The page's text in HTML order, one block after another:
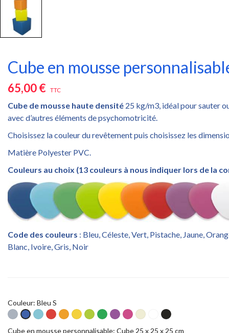
Cube en mousse
65,00 € TTC
Cube de mousse haute densité 25 kg/m3, idéal pour sauter
avec d’autres éléments de psychomotricité.
Choisissez la couleur du revêtement puis choisissez les
Matière Polyester PVC.
Couleurs au choix (13 couleurs à nous indiquer lors de la
Code des couleurs : Bleu, Céleste, Vert, Pistache, Jaune,
Blanc, Ivoire, Gris, Noir
Couleur: Bleu S
Gris Bleu
S
Céleste
S
Rouge
S
Orange
S
Jaune
S
Pistache
S
Vert
S
Violet
S
Fuchsia
S
Ivoire
S
BlancNoir
S
Cube en mousse personnalisable: Cube 25 x 25 x 25 cm